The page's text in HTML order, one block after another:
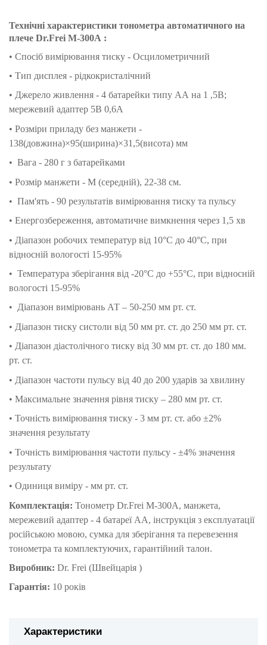
Технічні характеристики тонометра автоматичного на
плече Dr.Frei M-300A :
• Спосіб вимірювання тиску - Осцилометричний
• Тип дисплея - рідкокристалічний
• Джерело живлення - 4 батарейки типу АА на 1 ,5В;
мережевий адаптер 5В 0,6А
• Розміри приладу без манжети -
138(довжина)×95(ширина)×31,5(висота) мм
• Вага - 280 г з батарейками
• Розмір манжети - М (середній), 22-38 см.
• Пам'ять - 90 результатів вимірювання тиску та пульсу
• Енергозбереження, автоматичне вимкнення через 1,5 хв
• Діапазон робочих температур від 10°C до 40°C, при
відносній вологості 15-95%
• Температура зберігання від -20°С до +55°С, при відносній
вологості 15-95%
• Діапазон вимірювань АТ – 50-250 мм рт. ст.
• Діапазон тиску систоли від 50 мм рт. ст. до 250 мм рт. ст.
• Діапазон діастолічного тиску від 30 мм рт. ст. до 180 мм.
рт. ст.
• Діапазон частоти пульсу від 40 до 200 ударів за хвилину
• Максимальне значення рівня тиску – 280 мм рт. ст.
• Точність вимірювання тиску - 3 мм рт. ст. або ±2%
значення результату
• Точність вимірювання частоти пульсу - ±4% значення
результату
• Одиниця виміру - мм рт. ст.
Комплектація: Тонометр Dr.Frei M-300A, манжета,
мережевий адаптер - 4 батареї АА, інструкція з експлуатації
російською мовою, сумка для зберігання та перевезення
тонометра та комплектуючих, гарантійний талон.
Виробник: Dr. Frei (Швейцарія )
Гарантія: 10 років
Характеристики